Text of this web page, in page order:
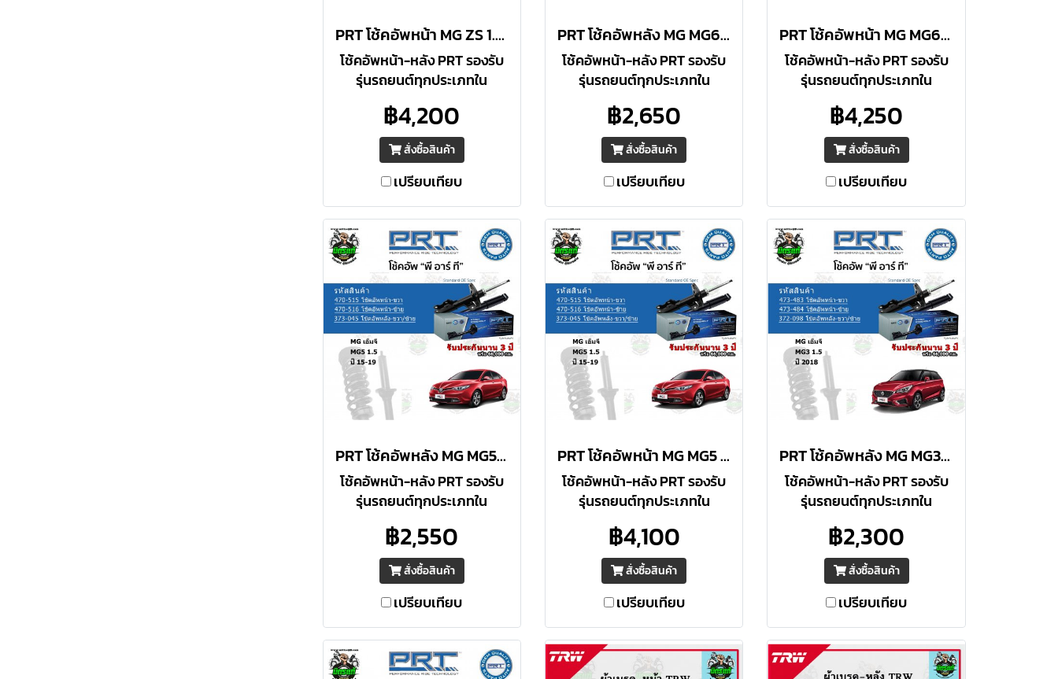
PRT โช้คอัพหน้า MG ZS 1.5 เอสยูวี ปี 2017 ราคาต่อคู่
โช้คอัพหน้า-หลัง PRT รองรับ
รุ่นรถยนต์ทุกประเภทใน
เท่า / สูงกว่า O.E. มาตรฐาน
อเมริกา รับประกัน 3 ปี หรือ
66,000 กม.
฿4,200
สั่งซื้อสินค้า
เปรียบเทียบ
PRT โช้คอัพหลัง MG MG6 1.8 ซีดาน ปี 2014 ราคาต่อคู่
โช้คอัพหน้า-หลัง PRT รองรับ
รุ่นรถยนต์ทุกประเภทใน
เท่า / สูงกว่า O.E. มาตรฐาน
อเมริกา รับประกัน 3 ปี หรือ
66,000 กม.
฿2,650
สั่งซื้อสินค้า
เปรียบเทียบ
PRT โช้คอัพหน้า MG MG6 1.8 ซีดาน ปี 2014 ราคาต่อคู่
โช้คอัพหน้า-หลัง PRT รองรับ
รุ่นรถยนต์ทุกประเภทใน
เท่า / สูงกว่า O.E. มาตรฐาน
อเมริกา รับประกัน 3 ปี หรือ
66,000 กม.
฿4,250
สั่งซื้อสินค้า
เปรียบเทียบ
PRT โช้คอัพหลัง MG MG5 1.5 ปี 2015-2019 ราคาต่อคู่
โช้คอัพหน้า-หลัง PRT รองรับ
รุ่นรถยนต์ทุกประเภทใน
เท่า / สูงกว่า O.E. มาตรฐาน
อเมริกา รับประกัน 3 ปี หรือ
66,000 กม.
฿2,550
สั่งซื้อสินค้า
เปรียบเทียบ
PRT โช้คอัพหน้า MG MG5 1.5 ปี 2015-2019 ราคาต่อคู่
โช้คอัพหน้า-หลัง PRT รองรับ
รุ่นรถยนต์ทุกประเภทใน
เท่า / สูงกว่า O.E. มาตรฐาน
อเมริกา รับประกัน 3 ปี หรือ
66,000 กม.
฿4,100
สั่งซื้อสินค้า
เปรียบเทียบ
PRT โช้คอัพหลัง MG MG3 1.5 ปี 2018 ราคาต่อคู่
โช้คอัพหน้า-หลัง PRT รองรับ
รุ่นรถยนต์ทุกประเภทใน
เท่า / สูงกว่า O.E. มาตรฐาน
อเมริกา รับประกัน 3 ปี หรือ
66,000 กม.
฿2,300
สั่งซื้อสินค้า
เปรียบเทียบ